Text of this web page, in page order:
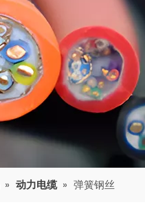
» 动力电缆 » 弹簧钢丝